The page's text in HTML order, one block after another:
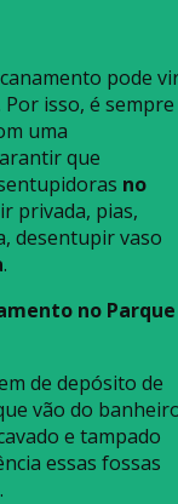
pode
isso, é sempre
uma
que
no
privada, pias,
desentupir vaso
.
no Parque
de depósito de
vão do
e tampado
essas fossas